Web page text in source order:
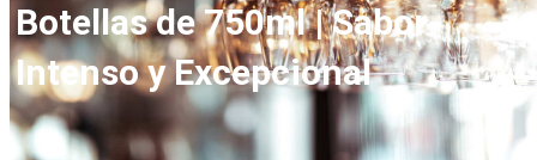
Botellas de 750ml | Sabor
Intenso y Excepcional